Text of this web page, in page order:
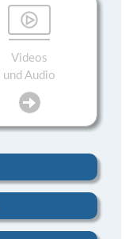
Videos
und Audio